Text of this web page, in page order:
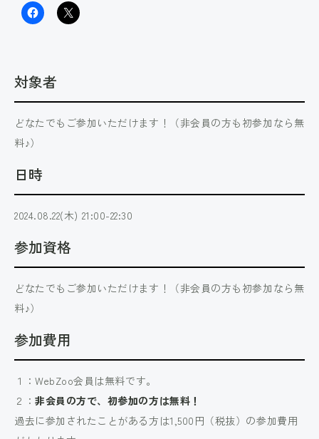
対象者
どなたでもご参加いただけます！（非会員の方も初参加なら無
料♪）
日時
2024.08.22(木) 21:00-22:30
参加資格
どなたでもご参加いただけます！（非会員の方も初参加なら無
料♪）
参加費用
１：WebZoo会員は無料です。
２：非会員の方で、初参加の方は無料！
過去に参加されたことがある方は1,500円（税抜）の参加費用